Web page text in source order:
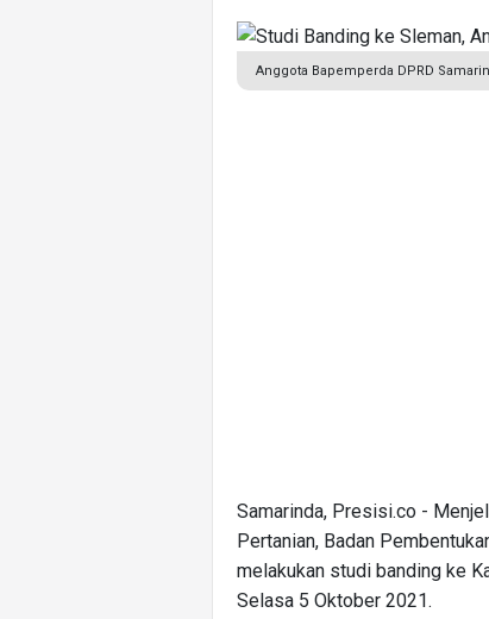
Anggota Bapemperda DPRD
Samarinda, Presisi.co -
Pertanian, Badan
melakukan studi banding ke
Selasa 5 Oktober 2021.